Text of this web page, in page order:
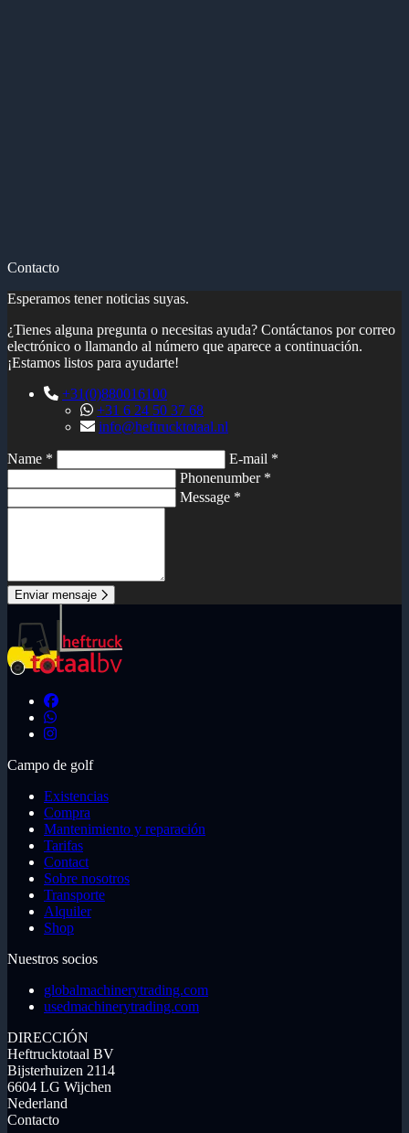
Contacto
Esperamos tener noticias suyas.
¿Tienes alguna pregunta o necesitas ayuda? Contáctanos por correo
electrónico o llamando al número que aparece a continuación.
¡Estamos listos para ayudarte!
+31(0)880016100
+31 6 24 50 37 68
info@heftrucktotaal.nl
Name *
E-mail *
Phonenumber *
Message *
Enviar mensaje
Campo de golf
Existencias
Compra
Mantenimiento y reparación
Tarifas
Contact
Sobre nosotros
Transporte
Alquiler
Shop
Nuestros socios
globalmachinerytrading.com
usedmachinerytrading.com
DIRECCIÓN
Heftrucktotaal BV
Bijsterhuizen 2114
6604 LG Wijchen
Nederland
Contacto